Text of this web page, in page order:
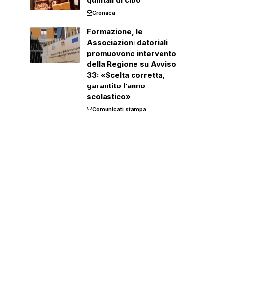
Cronaca
Formazione, le
Associazioni datoriali
promuovono intervento
della Regione su Avviso
33: «Scelta corretta,
garantito l’anno
scolastico»
Comunicati stampa